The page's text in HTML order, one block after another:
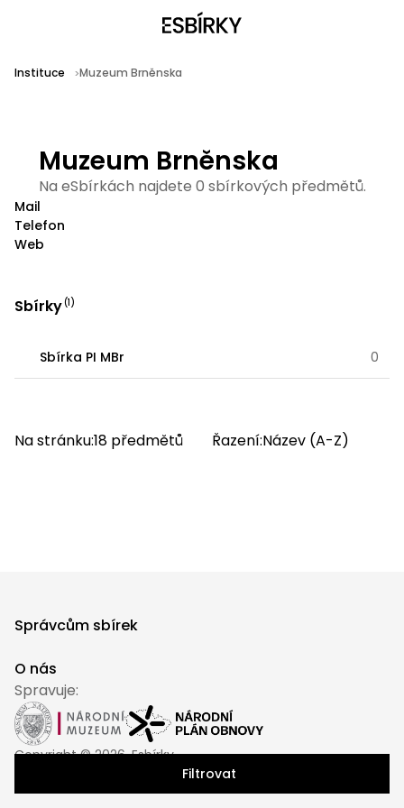
Instituce Muzeum Brněnska
Muzeum Brněnska
Na eSbírkách najdete 0 sbírkových předmětů.
Mail
Telefon
Web
Sbírky(1)
Sbírka PI MBr 0
Filtrovat
Na stránku:18 předmětů Řazení:Název (A-Z)
Správcům sbírek
O nás
Spravuje:
Copyright ©2026, Esbírky